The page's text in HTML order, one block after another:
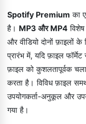
Spotify Premium का
है। MP3 और MP4
और वीडियो दोनों फ़ाइलों
प्रारंभ में, यदि फ़ाइल
फ़ाइल को कुशलतापूर्वक
करता है। विविध फ़ाइल
उपयोगकर्ता-अनुकूल और
गया है।